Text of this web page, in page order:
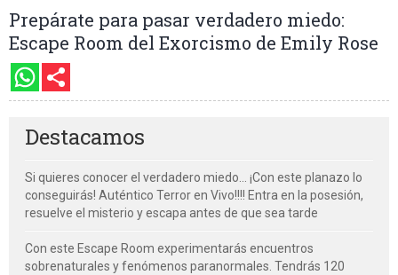
Prepárate para pasar verdadero miedo:
Escape Room del Exorcismo de Emily Rose
Destacamos
Si quieres conocer el verdadero miedo... ¡Con este planazo lo
conseguirás! Auténtico Terror en Vivo!!!! Entra en la posesión,
resuelve el misterio y escapa antes de que sea tarde
Con este Escape Room experimentarás encuentros
sobrenaturales y fenómenos paranormales. Tendrás 120